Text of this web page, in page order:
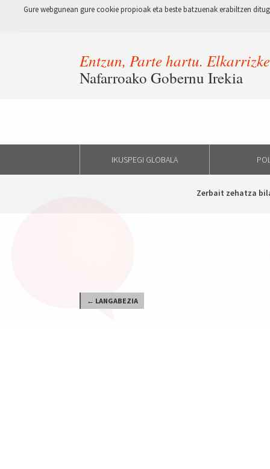
Gure webgunean gure cookie propioak eta beste batzuenak erabiltzen
Entzun, Parte hartu.
Nafarroako Gobernu Irekia
IKUSPEGI GLOBALA
Zerbait zehatza
← LANGABEZIA